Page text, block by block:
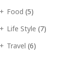
Food (5)
Life Style (7)
Travel (6)